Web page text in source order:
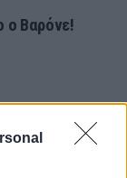
ο Βαρόνε!
να ήμουν
παιδιά»